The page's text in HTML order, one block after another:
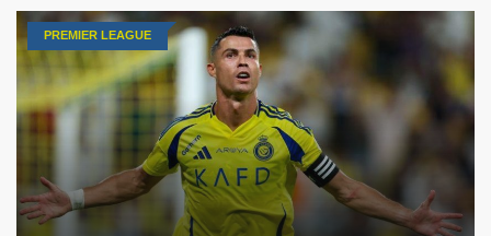
PREMIER LEAGUE